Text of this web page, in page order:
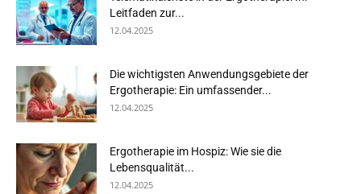
Leitfaden zur...
12.04.2025
Die wichtigsten Anwendungsgebiete der
Ergotherapie: Ein umfassender...
12.04.2025
Ergotherapie im Hospiz: Wie sie die
Lebensqualität...
12.04.2025